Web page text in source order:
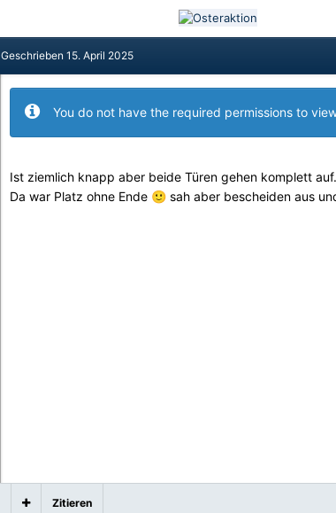
Geschrieben 15. April 2025
You do not have the required permissions to
Ist ziemlich knapp aber beide Türen gehen komplett
Da war Platz ohne Ende 🙂sah aber bescheiden aus
Zitieren